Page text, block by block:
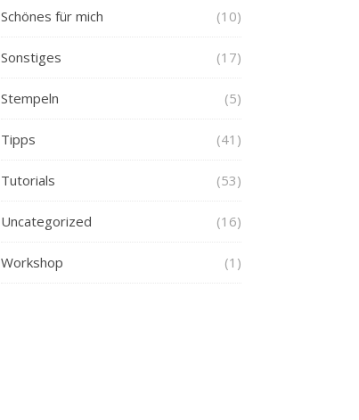
Schönes für mich (10)
Sonstiges (17)
Stempeln (5)
Tipps (41)
Tutorials (53)
Uncategorized (16)
Workshop (1)